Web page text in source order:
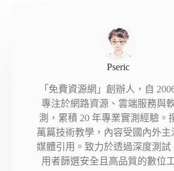
Pseric
「免費資源網」創辦人，自
專注於網路資源、雲端服務與
測，累積 20 年專業實測經驗。
萬篇技術教學，內容受國內外主
媒體引用。致力於透過深度測試
用者篩選安全且高品質的數位